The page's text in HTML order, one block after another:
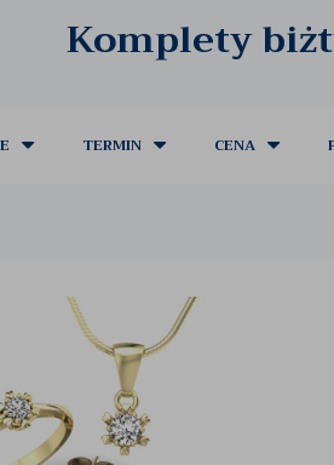
Komplety
TERMIN CENA